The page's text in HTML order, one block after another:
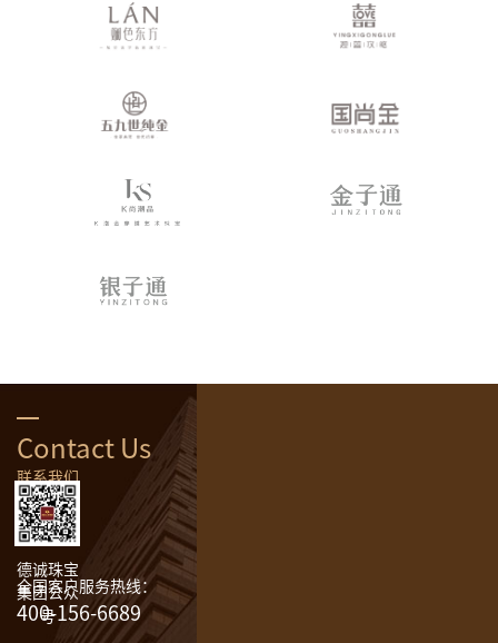
Contact Us
联系我们
全国客户服务热线：
400-156-6689
德诚珠宝
集团公众
号